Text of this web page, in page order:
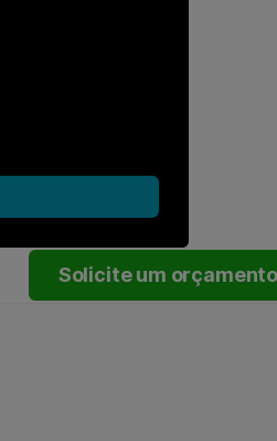
Solicite um orçamento